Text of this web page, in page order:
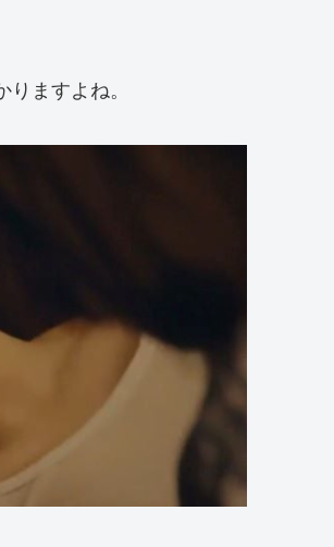
ますよね。